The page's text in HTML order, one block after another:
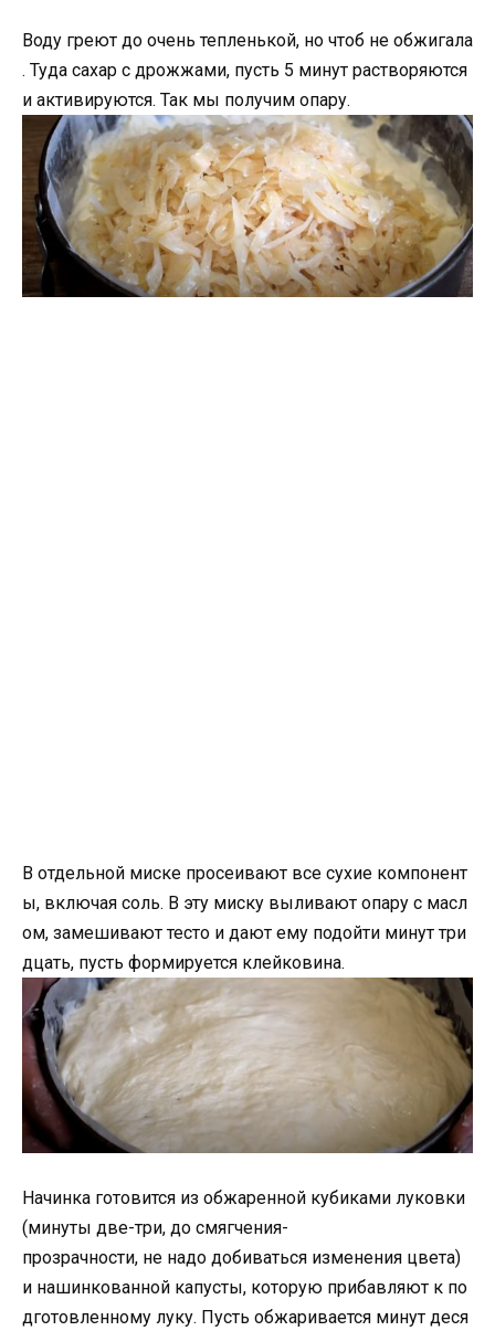
Воду греют до очень тепленькой, но чтоб не обжигала
. Туда сахар с дрожжами, пусть 5 минут растворяются
и активируются. Так мы получим опару.
В отдельной миске просеивают все сухие компонент
ы, включая соль. В эту миску выливают опару с масл
ом, замешивают тесто и дают ему подойти минут три
дцать, пусть формируется клейковина.
Начинка готовится из обжаренной кубиками луковки
(минуты две-три, до смягчения-
прозрачности, не надо добиваться изменения цвета)
и нашинкованной капусты, которую прибавляют к по
дготовленному луку. Пусть обжаривается минут деся